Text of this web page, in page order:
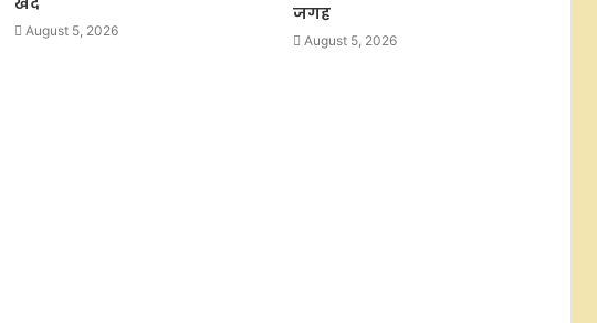
August 5, 2026
जगह
August 5, 2026